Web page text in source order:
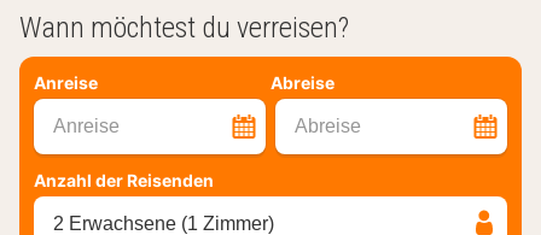
Wann möchtest du verreisen?
Anreise Abreise
Anreise Abreise
Anzahl der Reisenden
2 Erwachsene (1 Zimmer)